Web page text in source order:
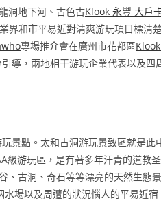
洞地下河、古色古Klook 永豐 大戶
界和市平易近對清爽游玩項目標清
專場推介會在廣州市花都區
導，兩地相干游玩企業代表以及四
景點。太和古洞游玩景致區就是此
級游玩區，是有著多年汗青的道教
、古洞、奇石等等漂亮的天然生態
場以及周遭的狀況惱人的平易近宿